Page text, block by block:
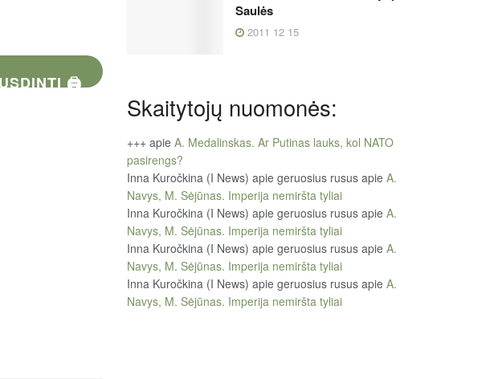
🖨
Saulės
2011 12 15
Skaitytojų nuomonės:
+++ apie A. Medalinskas. Ar Putinas lauks, kol NATO
pasirengs?
Inna Kuročkina (I News) apie geruosius rusus apie A.
Navys, M. Sėjūnas. Imperija nemiršta tyliai
Inna Kuročkina (I News) apie geruosius rusus apie A.
Navys, M. Sėjūnas. Imperija nemiršta tyliai
Inna Kuročkina (I News) apie geruosius rusus apie A.
Navys, M. Sėjūnas. Imperija nemiršta tyliai
Inna Kuročkina (I News) apie geruosius rusus apie A.
Navys, M. Sėjūnas. Imperija nemiršta tyliai